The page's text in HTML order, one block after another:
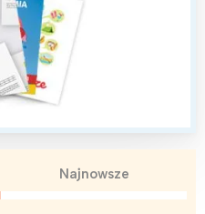
Najnowsze
wydarzenia z
Kraków
Południe